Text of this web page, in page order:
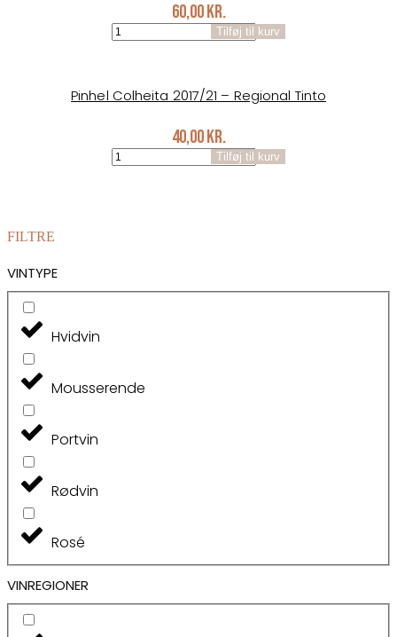
60,00kr.
Pinhel
Síria
-
Tilføj til kurv
Pinhel Colheita 2017/21 – Regional Tinto
40,00kr.
Pinhel
Colheita
Tilføj til kurv
FILTRE
VINTYPE
Hvidvin
Mousserende
Portvin
Rødvin
Rosé
VINREGIONER